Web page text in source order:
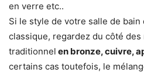
en verre etc..
Si le style de votre salle de
classique, regardez du côté
traditionnel en bronze, cuivre,
certains cas toutefois, le